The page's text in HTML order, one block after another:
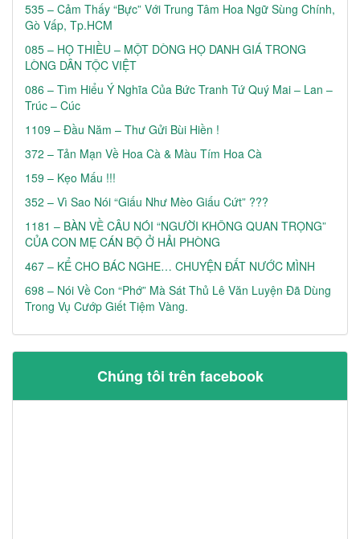
535 – Cảm Thấy “Bực” Với Trung Tâm Hoa Ngữ Sùng Chính,
Gò Vấp, Tp.HCM
085 – HỌ THIỀU – MỘT DÒNG HỌ DANH GIÁ TRONG
LÒNG DÂN TỘC VIỆT
086 – Tìm Hiểu Ý Nghĩa Của Bức Tranh Tứ Quý Mai – Lan –
Trúc – Cúc
1109 – Đầu Năm – Thư Gửi Bùi Hiền !
372 – Tản Mạn Về Hoa Cà & Màu Tím Hoa Cà
159 – Kẹo Mấu !!!
352 – Vì Sao Nói “Giấu Như Mèo Giấu Cứt” ???
1181 – BÀN VỀ CÂU NÓI “NGƯỜI KHÔNG QUAN TRỌNG”
CỦA CON MẸ CÁN BỘ Ở HẢI PHÒNG
467 – KỂ CHO BÁC NGHE… CHUYỆN ĐẤT NƯỚC MÌNH
698 – Nói Về Con “phớ” Mà Sát Thủ Lê Văn Luyện Đã Dùng
Trong Vụ Cướp Giết Tiệm Vàng.
Chúng tôi trên facebook